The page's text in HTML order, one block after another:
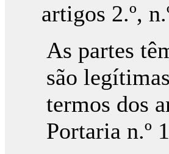
artigos 2.º,
As partes
são
termos dos
Portaria n.º